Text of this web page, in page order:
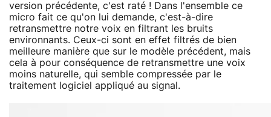
version précédente, c'est raté ! Dans l'ensemble ce
micro fait ce qu'on lui demande, c'est-à-dire
retransmettre notre voix en filtrant les bruits
environnants. Ceux-ci sont en effet filtrés de bien
meilleure manière que sur le modèle précédent, mais
cela à pour conséquence de retransmettre une voix
moins naturelle, qui semble compressée par le
traitement logiciel appliqué au signal.